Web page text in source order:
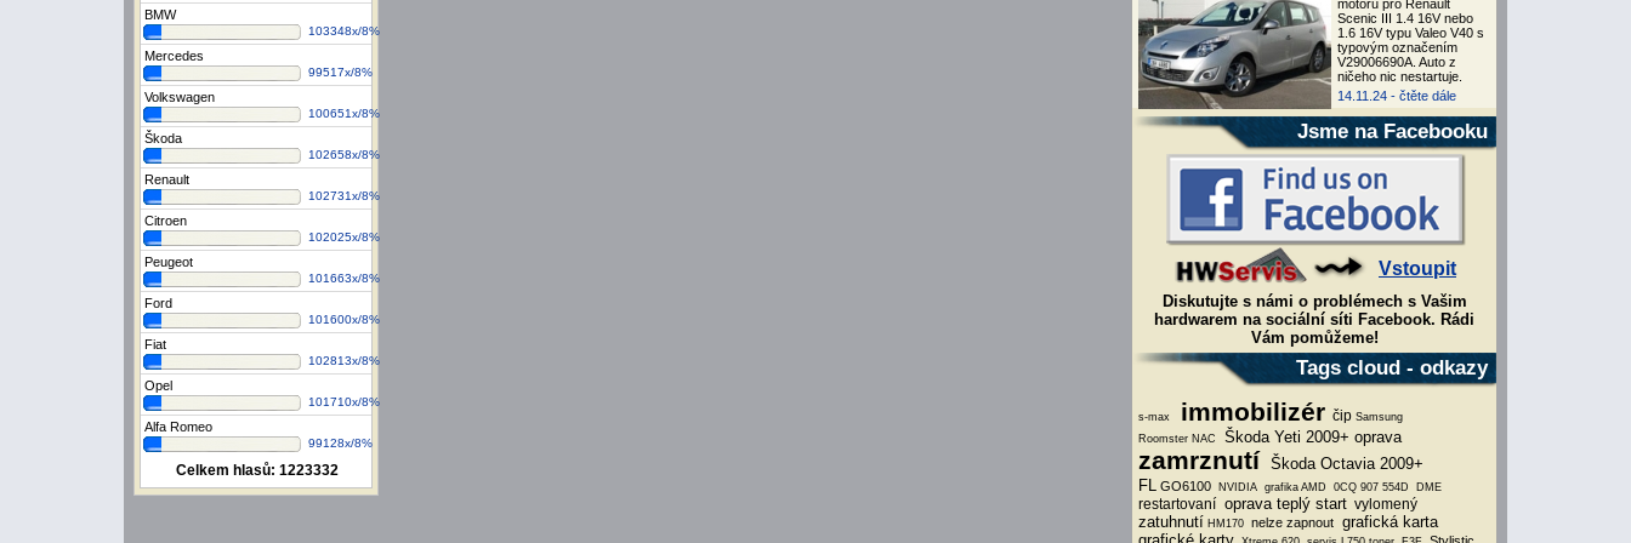
motoru pro Renault
Scenic III 1.4 16V nebo
1.6 16V typu Valeo V40 s
typovým označením
V29006690A. Auto z
ničeho nic nestartuje.
14.11.24 - čtěte dále
Jsme na Facebooku
Vstoupit
Diskutujte s námi o problémech s Vašim
hardwarem na sociální síti Facebook. Rádi
Vám pomůžeme!
Tags cloud - odkazy
s-max immobilizér čip Samsung
Roomster NAC Škoda Yeti 2009+ oprava
zamrznutí Škoda Octavia 2009+
FL GO6100 NVIDIA grafika AMD 0CQ 907 554D DME
restartovaní oprava teplý start vylomený
zatuhnutí HM170 nelze zapnout grafická karta
BMW
103348x/8%
Mercedes
99517x/8%
Volkswagen
100651x/8%
Škoda
102658x/8%
Renault
102731x/8%
Citroen
102025x/8%
Peugeot
101663x/8%
Ford
101600x/8%
Fiat
102813x/8%
Opel
101710x/8%
Alfa Romeo
99128x/8%
Celkem hlasů: 1223332